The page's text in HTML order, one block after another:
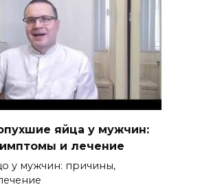
яйца у мужчин:
и лечение
у мужчин: причины,